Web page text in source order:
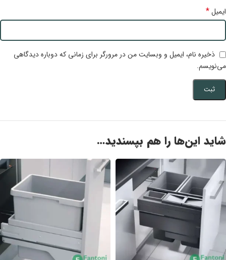
ایمیل*
ذخیره نام، ایمیل و وبسایت من در مرورگر برای زمانی که دوباره دیدگاهی
می‌نویسم.
شاید این‌ها را هم بپسندید…